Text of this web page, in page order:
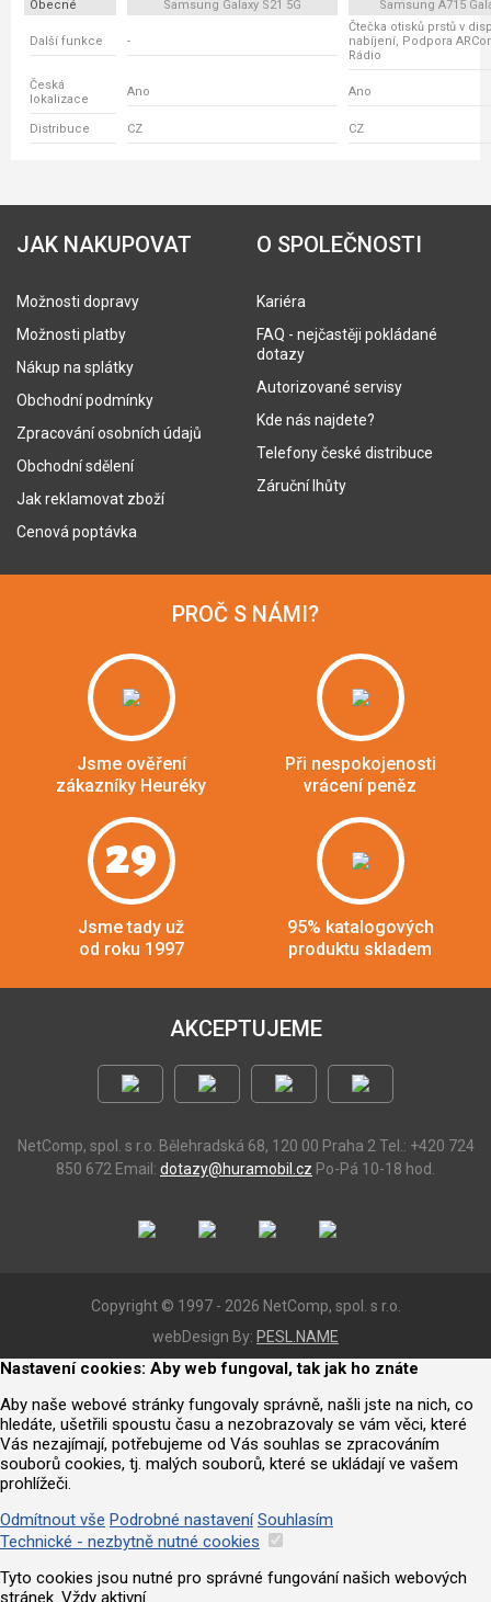
Obecné Samsung Galaxy S21 5G Samsung A715
Další funkce -
Čtečka otisků prstů v
nabíjení, Podpora
Rádio
Česká
lokalizace
Ano Ano
Distribuce CZ CZ
JAK NAKUPOVAT
Možnosti dopravy
Možnosti platby
Nákup na splátky
Obchodní podmínky
Zpracování osobních údajů
Obchodní sdělení
Jak reklamovat zboží
Cenová poptávka
O SPOLEČNOSTI
Kariéra
FAQ - nejčastěji pokládané
dotazy
Autorizované servisy
Kde nás najdete?
Telefony české distribuce
Záruční lhůty
PROČ S NÁMI?
Jsme ověření
zákazníky Heuréky
Při nespokojenosti
vrácení peněz
29
Jsme tady už
od roku 1997
95% katalogových
produktu skladem
AKCEPTUJEME
NetComp, spol. s r.o. Bělehradská 68, 120 00 Praha 2 Tel.: +420 724
850 672 Email: dotazy@huramobil.cz Po-Pá 10-18 hod.
Copyright © 1997 - 2026 NetComp, spol. s r.o.
webDesign By: PESL.NAME
Nastavení cookies: Aby web fungoval, tak jak ho znáte
Aby naše webové stránky fungovaly správně, našli jste na nich, co
hledáte, ušetřili spoustu času a nezobrazovaly se vám věci, které
Vás nezajímají, potřebujeme od Vás souhlas se zpracováním
souborů cookies, tj. malých souborů, které se ukládají ve vašem
prohlížeči.
Odmítnout vše Podrobné nastavení Souhlasím
Technické - nezbytně nutné cookies
Tyto cookies jsou nutné pro správné fungování našich webových
stránek. Vždy aktivní.